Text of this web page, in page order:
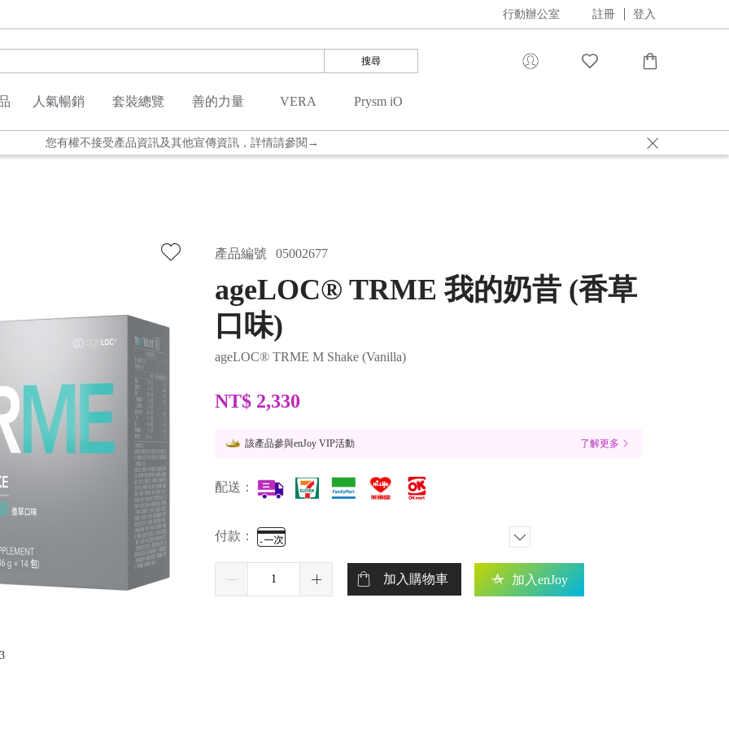
行動辦公室 註冊 登入
搜尋
人氣暢銷 套裝總覽 善的力量 VERA Prysm iO
🎯警惕非官方管道，遠離假貨陷阱！👉
您有權不接受產品資訊及其他宣傳資訊，詳情請參閱→
產品編號 05002677
ageLOC® TRME 我的奶昔 (香草
口味)
ageLOC® TRME M Shake (Vanilla)
NT$ 2,330
該產品參與enJoy VIP活動 了解更多
配送：
付款：
加入購物車 加入enJoy